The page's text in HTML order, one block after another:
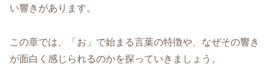
い響きがあります。
この章では、「お」で始まる言葉の特徴や、なぜその響き
が面白く感じられるのかを探っていきましょう。